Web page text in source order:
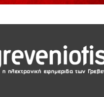
Συνεργασίας του
αδέσποτων
ΡΕΥΜΑΤΟΣ